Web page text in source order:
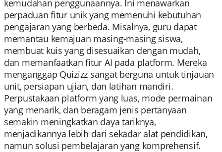
kemudahan penggunaannya. Ini menawarkan
perpaduan fitur unik yang memenuhi kebutuhan
pengajaran yang berbeda. Misalnya, guru dapat
memantau kemajuan masing-masing siswa,
membuat kuis yang disesuaikan dengan mudah,
dan memanfaatkan fitur AI pada platform. Mereka
menganggap Quizizz sangat berguna untuk tinjauan
unit, persiapan ujian, dan latihan mandiri.
Perpustakaan platform yang luas, mode permainan
yang menarik, dan beragam jenis pertanyaan
semakin meningkatkan daya tariknya,
menjadikannya lebih dari sekadar alat pendidikan,
namun solusi pembelajaran yang komprehensif.